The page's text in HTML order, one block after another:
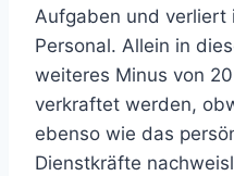
Aufgaben und verliert
Personal. Allein in
weiteres Minus von
verkraftet werden,
ebenso wie das
Dienstkräfte